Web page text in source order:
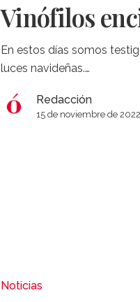
Vinófilos
En estos días somos
luces navideñas.…
Redacción
15 de noviembre de 2022
Noticias